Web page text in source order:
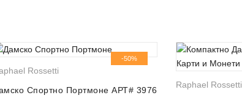
€.
30.68 €.
-50%
Rossetti
Спортно Портмоне АРТ# 3976
Raphael Rossetti